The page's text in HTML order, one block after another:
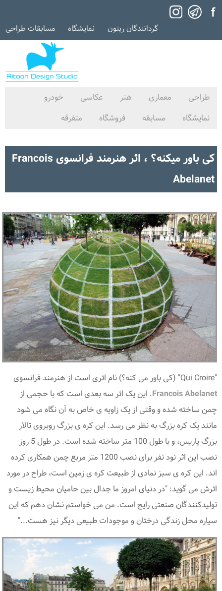
گردانندگان ریتون نمایشگاه مسابقات طراحی
طراحی معماری هنر عکاسی
خودرو
نمایشگاه
مسابقه فروشگاه متفرقه
کی باور میکنه؟ ، اثر هنرمند فرانسوی Francois
Abelanet
"Qui Croire" (کی باور می کنه؟) نام اثری است از هنرمند فرانسوی
Francois Abelanet. این یک اثر سه بعدی است که با حجمی از
چمن ساخته شده و وقتی از یک زاویه ی خاص به آن نگاه می شود
مانند یک کره بزرگ به نظر می رسد. این کره ی بزرگ روبروی تالار
بزرگ پاریس، و با طول 100 متر ساخته شده است. در طول 5 روز
نصب این اثر نود نفر برای نصب 1200 متر مربع چمن همکاری کرده
اند. این کره ی سبز نمادی از طبیعت کره ی زمین است، طراح در مورد
اثرش می گوید: "در دنیای امروز ما جدال بین حامیان محیط زیست و
تولیدکنندگان صنعتی رایج است. من می خواستم نشان دهم که این
سیاره محل زندگی درختان و موجودات طبیعی دیگر نیز هست..."